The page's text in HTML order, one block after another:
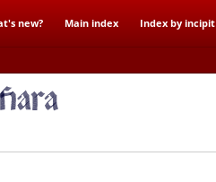
new? Main index Index by incipit